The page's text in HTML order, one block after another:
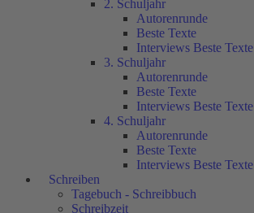
2. Schuljahr
Autorenrunde
Beste Texte
Interviews Beste Texte
3. Schuljahr
Autorenrunde
Beste Texte
Interviews Beste Texte
4. Schuljahr
Autorenrunde
Beste Texte
Interviews Beste Texte
Schreiben
Tagebuch - Schreibbuch
Schreibzeit